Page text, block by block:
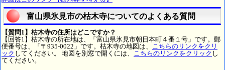
富山県氷見市の枯木寺についてのよくある質問
【質問1】枯木寺の住所はどこですか？
【回答1】枯木寺の所在地は、「富山県氷見市朝日本町４番１号」です。郵
便番号は、「〒935-0022」です。枯木寺の地図は、 こちらのリンクをクリ
ック してください。 地図を別窓で開くには、 こちらのリンクをクリック し
てください。